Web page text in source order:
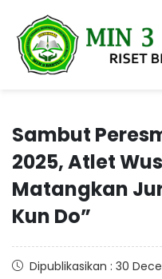
​Sambut
2025, Atlet
Matangkan
Kun Do”
Dipublikasikan : 30